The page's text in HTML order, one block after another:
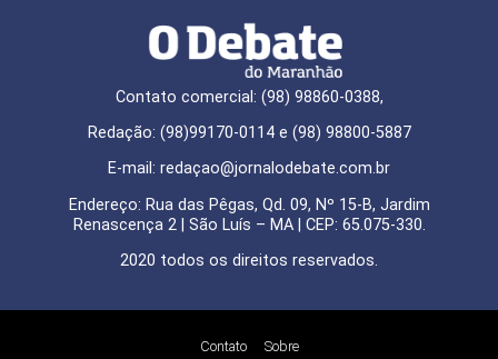
Contato comercial: (98) 98860-0388,
Redação: (98)99170-0114 e (98) 98800-5887
E-mail: redaçao@jornalodebate.com.br
Endereço: Rua das Pêgas, Qd. 09, Nº 15-B, Jardim
Renascença 2 | São Luís – MA | CEP: 65.075-330.
2020 todos os direitos reservados.
Contato Sobre